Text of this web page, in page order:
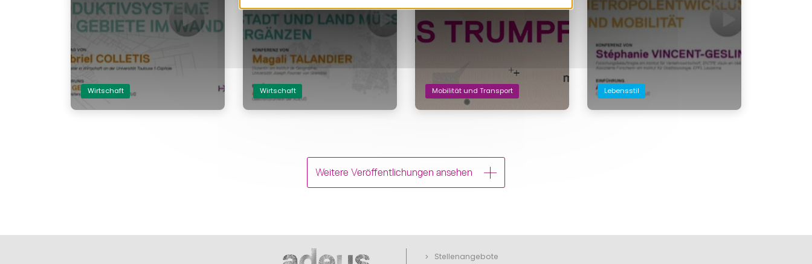
Wirtschaft Wirtschaft Mobilität und Transport Lebensstil
Weitere Veröffentlichungen ansehen
Stellenangebote